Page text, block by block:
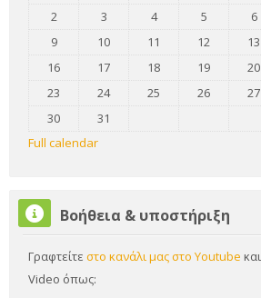
No events, Sunday, 2 August
2 No events, Monday, 3 August
3 No events,
4 No events,
5 6
No events, Sunday, 9 August
9 No events, Monday, 10 August
10 No events, Tuesday,
11 No events,
12 13
No events, Sunday, 16 August
16 No events, Monday, 17 August
17 No events, Tuesday,
18 No events,
19 20
No events, Sunday, 23 August
23 No events, Monday, 24 August
24 No events, Tuesday,
25 No events,
26 27
No events, Sunday, 30 August
30 No events, Monday, 31 August
31
Full calendar
Skip Βοήθεια & υποστήριξη
Βοήθεια & υποστήριξη
Γραφτείτε στο κανάλι μας στο Youtube
Video όπως: